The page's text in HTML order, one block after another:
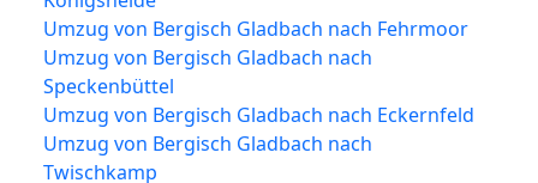
Umzug von Bergisch Gladbach nach Fehrmoor
Umzug von Bergisch Gladbach nach
Speckenbüttel
Umzug von Bergisch Gladbach nach Eckernfeld
Umzug von Bergisch Gladbach nach
Twischkamp